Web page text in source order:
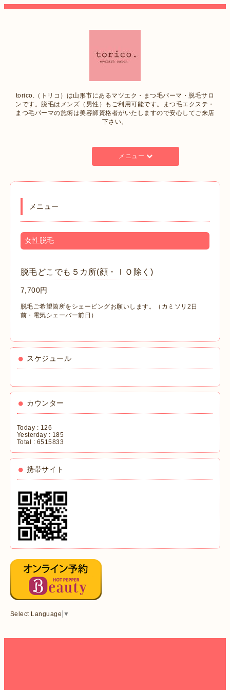
torico.（トリコ）は山形市にあるマツエク・まつ毛パーマ・脱毛サロ
ンです。脱毛はメンズ（男性）もご利用可能です。まつ毛エクステ・
まつ毛パーマの施術は美容師資格者がいたしますので安心してご来店
下さい。
メニュー
メニュー
女性脱毛
脱毛どこでも５カ所(顔・ＩＯ除く)
7,700円
脱毛ご希望箇所をシェービングお願いします。（カミソリ2日
前・電気シェーバー前日）
スケジュール
カウンター
Today : 126
Yesterday : 185
Total : 6515833
携帯サイト
Select Language ▼